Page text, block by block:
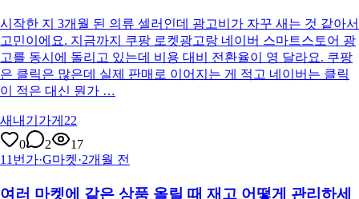
시작한 지 3개월 된 의류 셀러인데 광고비가 자꾸 새는 것 같아서
고민이에요. 지금까지 쿠팡 로켓광고랑 네이버 스마트스토어 광
고를 동시에 돌리고 있는데 비용 대비 전환율이 영 달라요. 쿠팡
은 클릭은 많은데 실제 판매로 이어지는 게 적고 네이버는 클릭
이 적은 대신 뭔가 …
새내기가게22
0
2
17
11번가·G마켓·2개월 전
여러 마켓에 같은 상품 올릴 때 재고 어떻게 관리하세